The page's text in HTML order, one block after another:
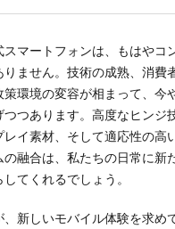
スマートフォンは、もはやコ
りません。技術の成熟、消費
策環境の変容が相まって、今
つつあります。高度なヒンジ
レイ素材、そして適応性の高
の融合は、私たちの日常に新
してくれるでしょう。
、新しいモバイル体験を求め